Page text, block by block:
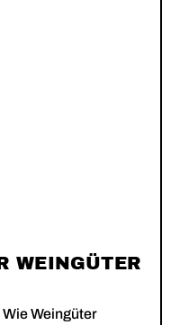
WEINGÜTER
Weingüter